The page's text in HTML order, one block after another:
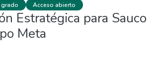
Acceso abierto
Estratégica para Sauco
Meta